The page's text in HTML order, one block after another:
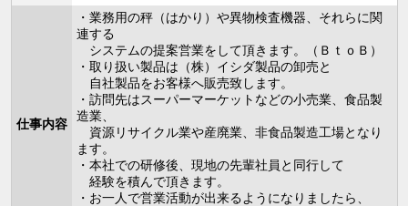
仕事内容
・業務用の秤（はかり）や異物検査機器、それらに関
連する
システムの提案営業をして頂きます。（ＢｔｏＢ）
・取り扱い製品は（株）イシダ製品の卸売と
自社製品をお客様へ販売致します。
・訪問先はスーパーマーケットなどの小売業、食品製
造業、
資源リサイクル業や産廃業、非食品製造工場となり
ます。
・本社での研修後、現地の先輩社員と同行して
経験を積んで頂きます。
・お一人で営業活動が出来るようになりましたら、